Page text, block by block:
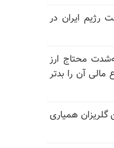
رژیم ایران در
محتاج ارز
آن را بدتر
همیاری